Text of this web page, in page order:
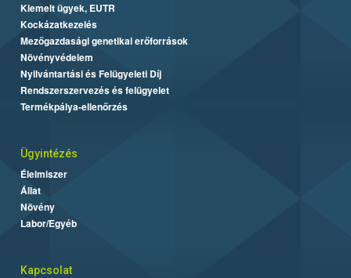
Kiemelt ügyek, EUTR
Kockázatkezelés
Mezőgazdasági genetikai erőforrások
Növényvédelem
Nyilvántartási és Felügyeleti Díj
Rendszerszervezés és felügyelet
Termékpálya-ellenőrzés
Ügyintézés
Élelmiszer
Állat
Növény
Labor/Egyéb
Kapcsolat